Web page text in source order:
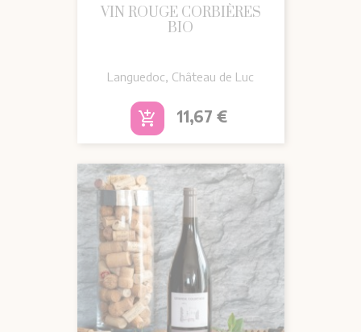
VIN ROUGE CORBIÈRES
BIO
Languedoc, Château de Luc
add_shopping_cart Prix
11,67 €